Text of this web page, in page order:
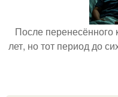
После
лет, но тот период до